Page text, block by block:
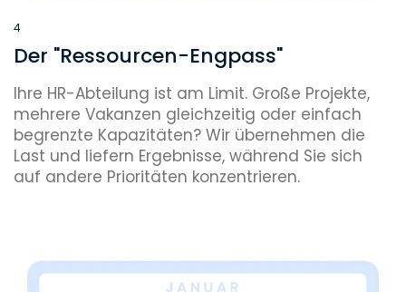
4
Der "Ressourcen-Engpass"
Ihre HR-Abteilung ist am Limit. Große Projekte,
mehrere Vakanzen gleichzeitig oder einfach
begrenzte Kapazitäten? Wir übernehmen die
Last und liefern Ergebnisse, während Sie sich
auf andere Prioritäten konzentrieren.